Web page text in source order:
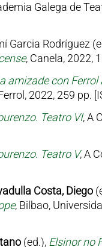
Galega de
Garcia Rodríguez
, Canela, 2022,
amizade con
2022, 259 pp.
Teatro VI, A
Teatro V, A
Costa, Diego
, Bilbao,
(ed.), Elsinor no